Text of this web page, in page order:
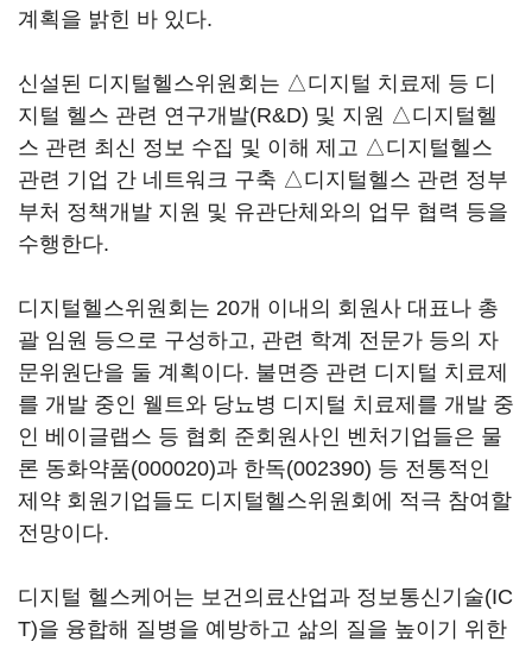
계획을 밝힌 바 있다.
신설된 디지털헬스위원회는 △디지털 치료제 등 디
지털 헬스 관련 연구개발(R&D) 및 지원 △디지털헬
스 관련 최신 정보 수집 및 이해 제고 △디지털헬스
관련 기업 간 네트워크 구축 △디지털헬스 관련 정부
부처 정책개발 지원 및 유관단체와의 업무 협력 등을
수행한다.
디지털헬스위원회는 20개 이내의 회원사 대표나 총
괄 임원 등으로 구성하고, 관련 학계 전문가 등의 자
문위원단을 둘 계획이다. 불면증 관련 디지털 치료제
를 개발 중인 웰트와 당뇨병 디지털 치료제를 개발 중
인 베이글랩스 등 협회 준회원사인 벤처기업들은 물
론 동화약품(000020)과 한독(002390) 등 전통적인
제약 회원기업들도 디지털헬스위원회에 적극 참여할
전망이다.
디지털 헬스케어는 보건의료산업과 정보통신기술(IC
T)을 융합해 질병을 예방하고 삶의 질을 높이기 위한